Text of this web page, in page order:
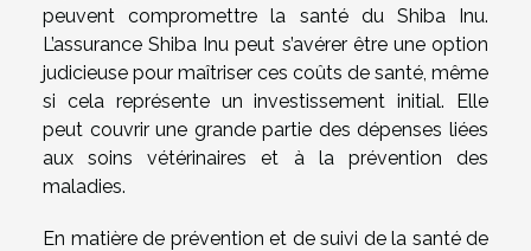
peuvent compromettre la santé du Shiba Inu.
L’assurance Shiba Inu peut s’avérer être une option
judicieuse pour maîtriser ces coûts de santé, même
si cela représente un investissement initial. Elle
peut couvrir une grande partie des dépenses liées
aux soins vétérinaires et à la prévention des
maladies.
En matière de prévention et de suivi de la santé de